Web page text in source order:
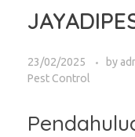
23/02/2025 by
Pest Control